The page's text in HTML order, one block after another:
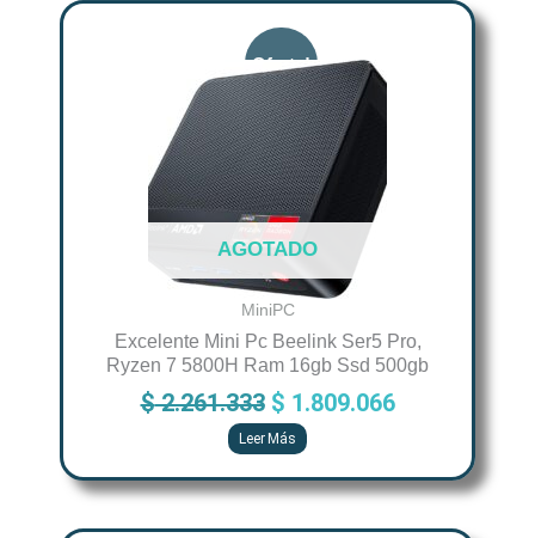
AGOTADO
MiniPC
Excelente Mini Pc Beelink Ser5 Pro,
Ryzen 7 5800H Ram 16gb Ssd 500gb
$2.261.333
price
was:
$ 2.261.333.
$ 1.809.066
Current
Leer Más